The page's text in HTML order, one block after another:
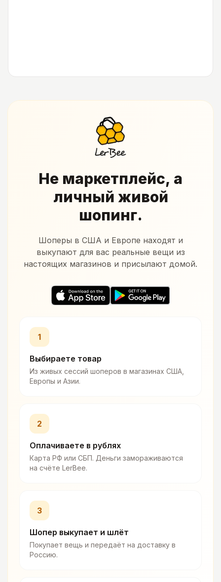
Не маркетплейс, а
личный живой
шопинг.
Шоперы в США и Европе находят и
выкупают для вас реальные вещи из
настоящих магазинов и присылают домой.
1
Выбираете товар
Из живых сессий шоперов в магазинах США,
Европы и Азии.
2
Оплачиваете в рублях
Карта РФ или СБП. Деньги замораживаются
на счёте LerBee.
3
Шопер выкупает и шлёт
Покупает вещь и передаёт на доставку в
Россию.